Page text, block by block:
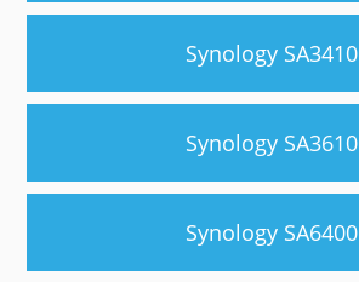
Synology SA3410
Synology SA3610
Synology SA6400